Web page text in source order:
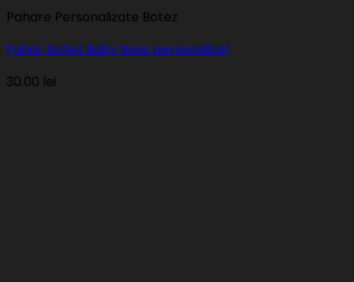
Pahare Personalizate Botez
Pahar botez Baby Boss personalizat
30.00 lei